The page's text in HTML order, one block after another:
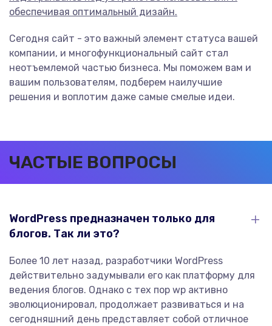
обеспечивая оптимальный дизайн.
Сегодня сайт - это важный элемент статуса вашей
компании, и многофункциональный сайт стал
неотъемлемой частью бизнеса. Мы поможем вам и
вашим пользователям, подберем наилучшие
решения и воплотим даже самые смелые идеи.
ЧАСТЫЕ ВОПРОСЫ
WordPress предназначен только для
блогов. Так ли это?
Более 10 лет назад, разработчики WordPress
действительно задумывали его как платформу для
ведения блогов. Однако с тех пор wp активно
эволюционировал, продолжает развиваться и на
сегодняшний день представляет собой отличное